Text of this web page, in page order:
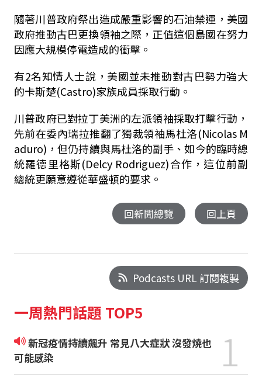
隨著川普政府祭出造成嚴重影響的石油禁運，美國
政府推動古巴更換領袖之際，正值這個島國在努力
因應大規模停電造成的衝擊。
有2名知情人士說，美國並未推動對古巴勢力強大
的卡斯楚(Castro)家族成員採取行動。
川普政府已對拉丁美洲的左派領袖採取打擊行動，
先前在委內瑞拉推翻了獨裁領袖馬杜洛(Nicolas M
aduro)，但仍持續與馬杜洛的副手、如今的臨時總
統羅德里格斯(Delcy Rodriguez)合作，這位前副
總統更願意遵從華盛頓的要求。
回新聞總覽 回上頁
Podcasts URL 訂閱複製
一周熱門話題 TOP5
新冠疫情持續飆升 常見八大症狀 沒發燒也
可能感染
1